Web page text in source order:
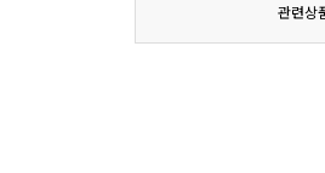
관련상